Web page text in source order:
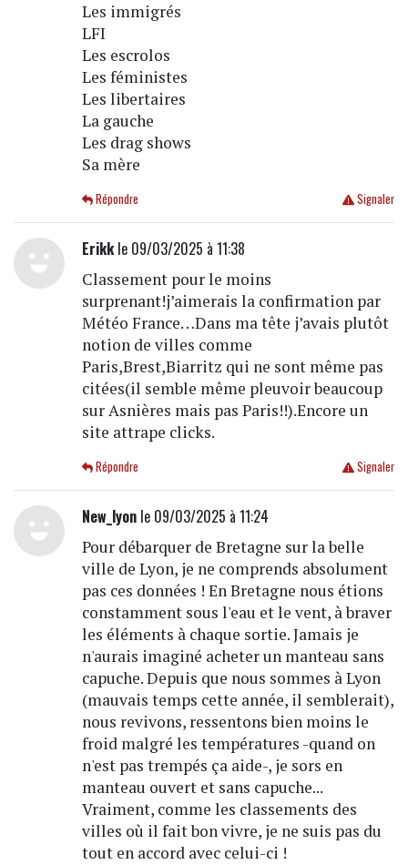
Les immigrés
LFI
Les escrolos
Les féministes
Les libertaires
La gauche
Les drag shows
Sa mère
Signaler
Répondre
Erikkle 09/03/2025 à 11:38
Classement pour le moins
surprenant!j’aimerais la confirmation par
Météo France…Dans ma tête j’avais plutôt
notion de villes comme
Paris,Brest,Biarritz qui ne sont même pas
citées(il semble même pleuvoir beaucoup
sur Asnières mais pas Paris!!).Encore un
site attrape clicks.
Signaler
Répondre
New_lyonle 09/03/2025 à 11:24
Pour débarquer de Bretagne sur la belle
ville de Lyon, je ne comprends absolument
pas ces données ! En Bretagne nous étions
constamment sous l'eau et le vent, à braver
les éléments à chaque sortie. Jamais je
n'aurais imaginé acheter un manteau sans
capuche. Depuis que nous sommes à Lyon
(mauvais temps cette année, il semblerait),
nous revivons, ressentons bien moins le
froid malgré les températures -quand on
n'est pas trempés ça aide-, je sors en
manteau ouvert et sans capuche...
Vraiment, comme les classements des
villes où il fait bon vivre, je ne suis pas du
tout en accord avec celui-ci !